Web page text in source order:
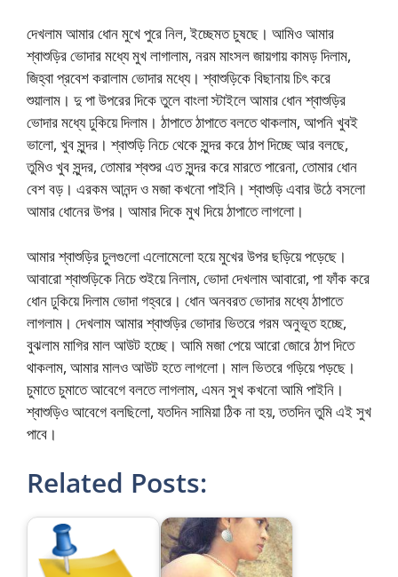
দেখলাম আমার ধোন মুখে পুরে নিল, ইচ্ছেমত চুষছে। আমিও আমার
শ্বাশুড়ির ভোদার মধ্যে মুখ লাগালাম, নরম মাংসল জায়গায় কামড় দিলাম,
জিহ্বা প্রবেশ করালাম ভোদার মধ্যে। শ্বাশুড়িকে বিছানায় চিৎ করে
শুয়ালাম। দু পা উপরের দিকে তুলে বাংলা স্টাইলে আমার ধোন শ্বাশুড়ির
ভোদার মধ্যে ঢুকিয়ে দিলাম। ঠাপাতে ঠাপাতে বলতে থাকলাম, আপনি খুবই
ভালো, খুব সুন্দর। শ্বাশুড়ি নিচে থেকে সুন্দর করে ঠাপ দিচ্ছে আর বলছে,
তুমিও খুব সুন্দর, তোমার শ্বশুর এত সুন্দর করে মারতে পারেনা, তোমার ধোন
বেশ বড়। এরকম আনন্দ ও মজা কখনো পাইনি। শ্বাশুড়ি এবার উঠে বসলো
আমার ধোনের উপর। আমার দিকে মুখ দিয়ে ঠাপাতে লাগলো।
আমার শ্বাশুড়ির চুলগুলো এলোমেলো হয়ে মুখের উপর ছড়িয়ে পড়েছে।
আবারো শ্বাশুড়িকে নিচে শুইয়ে নিলাম, ভোদা দেখলাম আবারো, পা ফাঁক করে
ধোন ঢুকিয়ে দিলাম ভোদা গহ্বরে। ধোন অনবরত ভোদার মধ্যে ঠাপাতে
লাগলাম। দেখলাম আমার শ্বাশুড়ির ভোদার ভিতরে গরম অনুভূত হচ্ছে,
বুঝলাম মাগির মাল আউট হচ্ছে। আমি মজা পেয়ে আরো জোরে ঠাপ দিতে
থাকলাম, আমার মালও আউট হতে লাগলো। মাল ভিতরে গড়িয়ে পড়ছে।
চুমাতে চুমাতে আবেগে বলতে লাগলাম, এমন সুখ কখনো আমি পাইনি।
শ্বাশুড়িও আবেগে বলছিলো, যতদিন সামিয়া ঠিক না হয়, ততদিন তুমি এই সুখ
পাবে।
Related Posts: